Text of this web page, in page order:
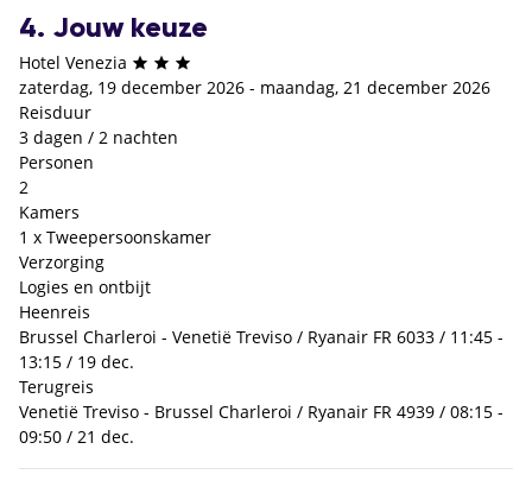
4. Jouw keuze
Hotel Venezia
zaterdag, 19 december 2026 - maandag, 21 december 2026
Reisduur
3 dagen / 2 nachten
Personen
2
Kamers
1 x Tweepersoonskamer
Verzorging
Logies en ontbijt
Heenreis
Brussel Charleroi - Venetië Treviso / Ryanair FR 6033 / 11:45 -
13:15 / 19 dec.
Terugreis
Venetië Treviso - Brussel Charleroi / Ryanair FR 4939 / 08:15 -
09:50 / 21 dec.